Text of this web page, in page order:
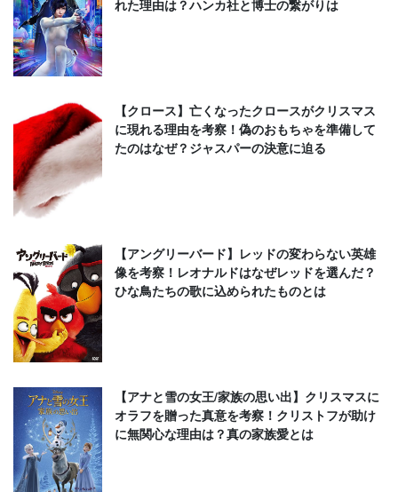
れた理由は？ハンカ社と博士の繋がりは
【クロース】亡くなったクロースがクリスマス
に現れる理由を考察！偽のおもちゃを準備して
たのはなぜ？ジャスパーの決意に迫る
【アングリーバード】レッドの変わらない英雄
像を考察！レオナルドはなぜレッドを選んだ？
ひな鳥たちの歌に込められたものとは
【アナと雪の女王/家族の思い出】クリスマスに
オラフを贈った真意を考察！クリストフが助け
に無関心な理由は？真の家族愛とは